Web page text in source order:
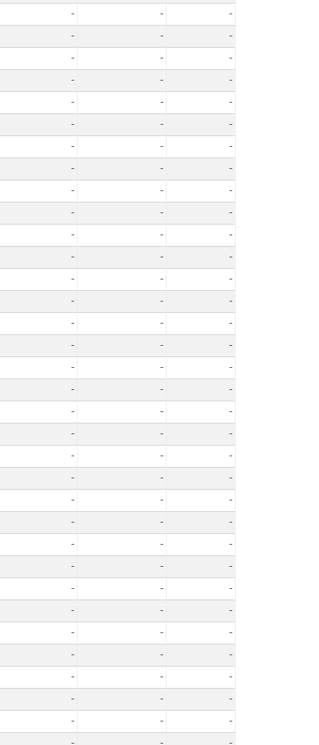
- -
-
- -
-
- -
-
- -
-
- -
-
- -
-
- -
-
- -
-
- -
-
- -
-
- -
-
- -
-
- -
-
- -
-
- -
-
- -
-
- -
-
- -
-
- -
-
- -
-
- -
-
- -
-
- -
-
- -
-
- -
-
- -
-
- -
-
- -
-
- -
-
- -
-
- -
-
- -
-
- -
-